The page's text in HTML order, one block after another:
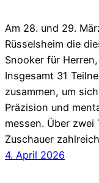
Am 28. und 29.
Rüsselsheim die
Snooker für
Insgesamt 31
zusammen, um
Präzision und
messen. Über zwei
Zuschauer
4. April 2026